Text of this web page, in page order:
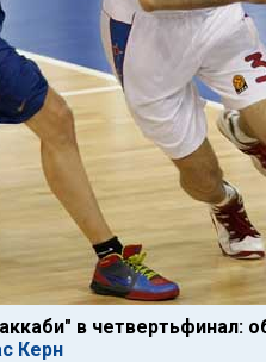
в четвертьфинал:
Керн